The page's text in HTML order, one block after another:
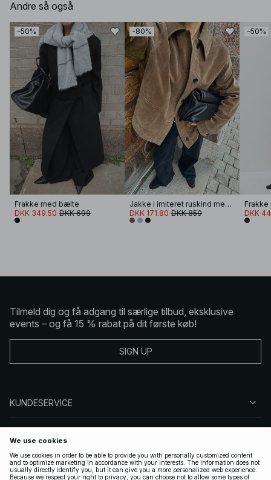
Andre så også
-50%
Frakke med bælte
DKK 349.50 DKK 699
-80%
Jakke i imiteret ruskind med lommedetalje
DKK 171.80 DKK 859
-50%
DKK
Tilmeld dig og få adgang til særlige tilbud, eksklusive
events – og få 15 % rabat på dit første køb!
SIGN UP
KUNDESERVICE
FØLG OS